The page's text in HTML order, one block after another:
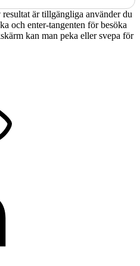
är tillgängliga använder du
och enter-tangenten för besöka
kan man peka eller svepa för